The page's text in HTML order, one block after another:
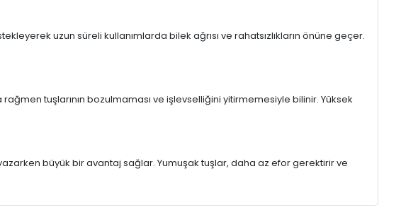
uzun süreli kullanımlarda bilek ağrısı ve rahatsızlıkların önüne geçer.
tuşlarının bozulmaması ve işlevselliğini yitirmemesiyle bilinir. Yüksek
büyük bir avantaj sağlar. Yumuşak tuşlar, daha az efor gerektirir ve